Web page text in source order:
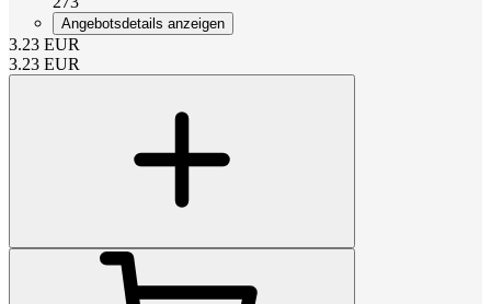
Angebotsdetails anzeigen
3.23 EUR
3.23 EUR